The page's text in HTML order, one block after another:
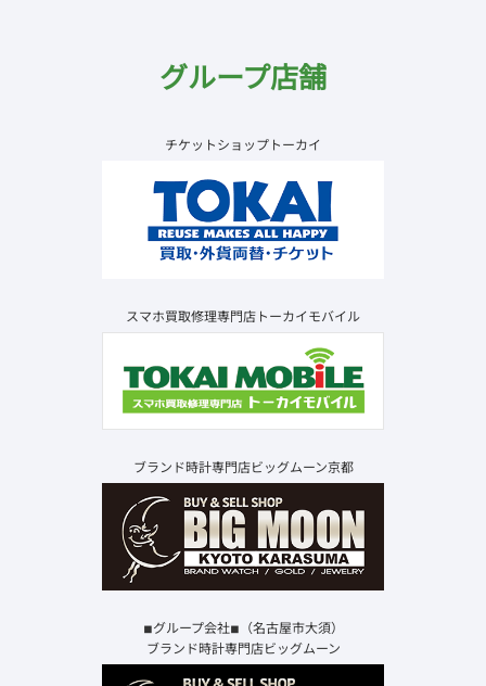
グループ店舗
チケットショップトーカイ
スマホ買取修理専門店トーカイモバイル
ブランド時計専門店ビッグムーン京都
◾︎グループ会社◾︎（名古屋市大須）
ブランド時計専門店ビッグムーン